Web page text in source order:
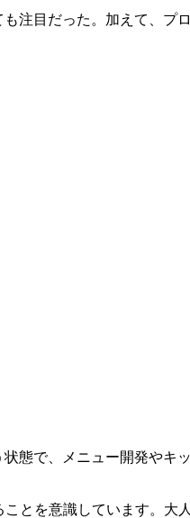
注目だった。加えて、プ
態で、メニュー開発やキ
とを意識しています。大